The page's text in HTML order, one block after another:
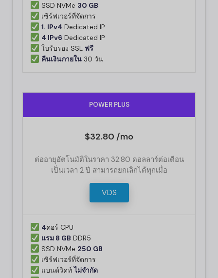
SSD NVMe 30 GB
เซิร์ฟเวอร์ที่จัดการ
1. IPv4 Dedicated IP
4 IPv6 Dedicated IP
ใบรับรอง SSL ฟรี
คืนเงินภายใน 30 วัน
POWER PLUS
$32.80 /mo
ต่ออายุอัตโนมัติในราคา 32.80 ดอลลาร์ต่อเดือน
เป็นเวลา 2 ปี สามารถยกเลิกได้ทุกเมื่อ
VDS
4คอร์ CPU
แรม 8 GB DDR5
SSD NVMe 250 GB
เซิร์ฟเวอร์ที่จัดการ
แบนด์วิดท์ไม่จำกัด